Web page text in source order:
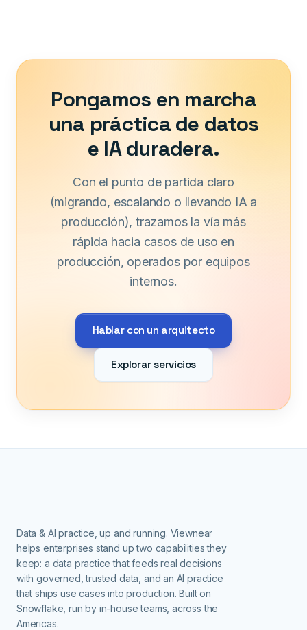
Pongamos en marcha
una práctica de datos
e IA duradera.
Con el punto de partida claro
(migrando, escalando o llevando IA a
producción), trazamos la vía más
rápida hacia casos de uso en
producción, operados por equipos
internos.
Hablar con un arquitecto
Explorar servicios
Data & AI practice, up and running. Viewnear
helps enterprises stand up two capabilities they
keep: a data practice that feeds real decisions
with governed, trusted data, and an AI practice
that ships use cases into production. Built on
Snowflake, run by in-house teams, across the
Americas.